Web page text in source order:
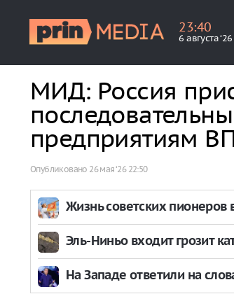
23:40
6 августа ‘26
МИД: Россия
предприятиям
Опубликовано 26 мая ‘26 22:50
Жизнь советских пионеров
Эль-Ниньо входит грозит
На Западе ответили на